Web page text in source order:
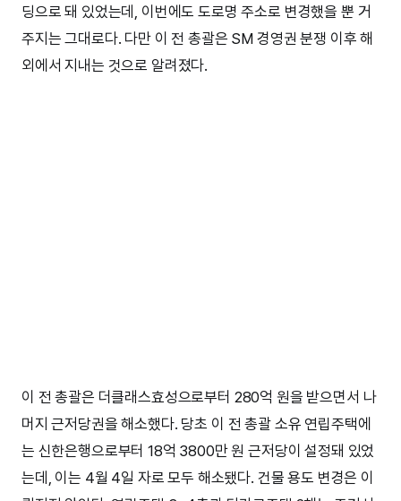
딩으로 돼 있었는데, 이번에도 도로명 주소로 변경했을 뿐 거
주지는 그대로다. 다만 이 전 총괄은 SM 경영권 분쟁 이후 해
외에서 지내는 것으로 알려졌다.
이 전 총괄은 더클래스효성으로부터 280억 원을 받으면서 나
머지 근저당권을 해소했다. 당초 이 전 총괄 소유 연립주택에
는 신한은행으로부터 18억 3800만 원 근저당이 설정돼 있었
는데, 이는 4월 4일 자로 모두 해소됐다. 건물 용도 변경은 이